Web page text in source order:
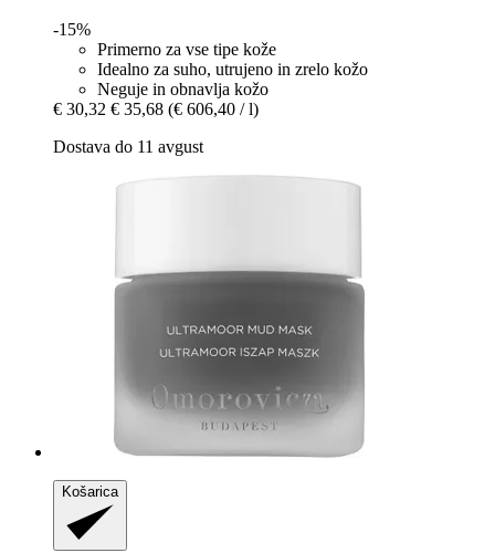
-15%
Primerno za vse tipe kože
Idealno za suho, utrujeno in zrelo kožo
Neguje in obnavlja kožo
€ 30,32 € 35,68 (€ 606,40 / l)
Dostava do 11 avgust
Košarica